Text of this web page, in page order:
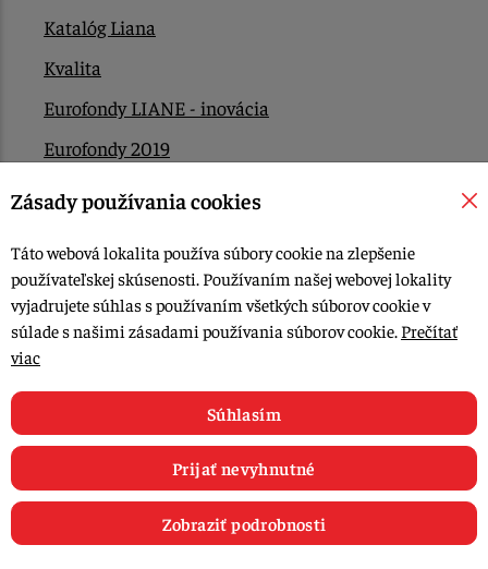
Katalóg Liana
Kvalita
Eurofondy LIANE - inovácia
Eurofondy 2019
Eurofondy 2022/2023
Kontakt
© 2015-2026, LIANA GOLIAŠ s.r.o. všetky práva vyhradené.
Upraviť nastavenia Cookies
Zásady používania cookies
Táto webová lokalita používa súbory cookie na zlepšenie
používateľskej skúsenosti. Používaním našej webovej lokality
vyjadrujete súhlas s používaním všetkých súborov cookie v
súlade s našimi zásadami používania súborov cookie. Prečítať
viac
Súhlasím
Prijať nevyhnutné
Zobraziť podrobnosti